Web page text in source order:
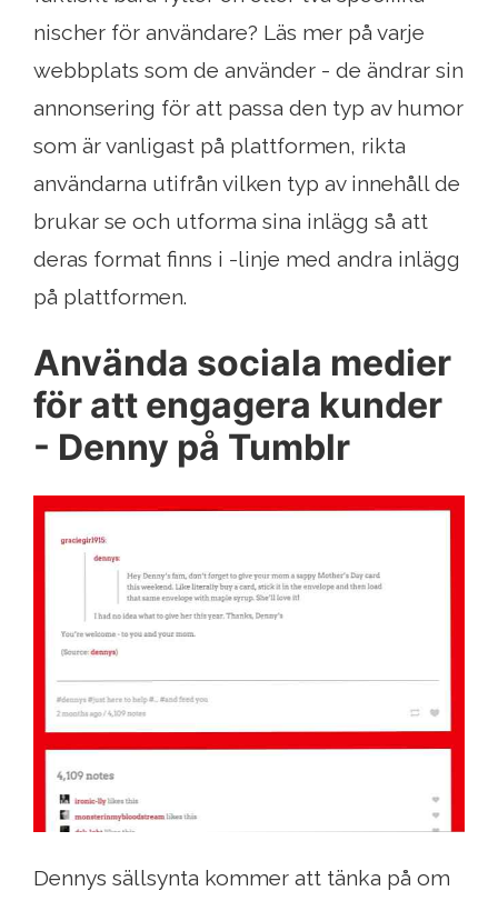
nischer för användare? Läs mer på varje
webbplats som de använder - de ändrar sin
annonsering för att passa den typ av humor
som är vanligast på plattformen, rikta
användarna utifrån vilken typ av innehåll de
brukar se och utforma sina inlägg så att
deras format finns i -linje med andra inlägg
på plattformen.
Använda sociala medier
för att engagera kunder
- Denny på Tumblr
Dennys sällsynta kommer att tänka på om